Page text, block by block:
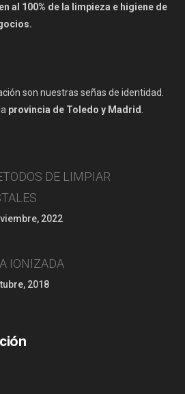
al 100% de la limpieza e higiene de
son nuestras señas de identidad.
provincia de Toledo y Madrid
DE LIMPIAR
2022
IONIZADA
2018